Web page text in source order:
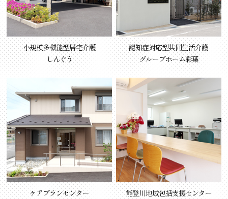
小規模多機能型居宅介護
しんぐう
認知症対応型共同生活介護
グループホーム彩葉
ケアプランセンター
能登川地域包括支援センター